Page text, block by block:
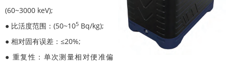
(60~3000 keV);
● 比活度范围：(50~105 Bq/kg);
● 相对固有误差：≤20%;
● 重复性：单次测量相对便准偏